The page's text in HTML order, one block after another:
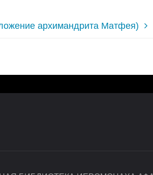
архимандрита Матфея)